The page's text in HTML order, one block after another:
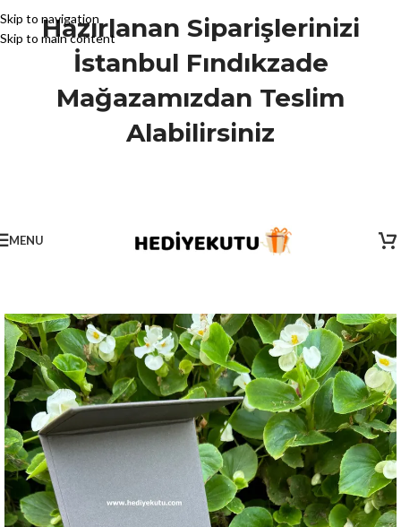
Skip to navigation
Skip to main content
Hazırlanan Siparişlerinizi
İstanbul Fındıkzade
Mağazamızdan Teslim
Alabilirsiniz
MENU